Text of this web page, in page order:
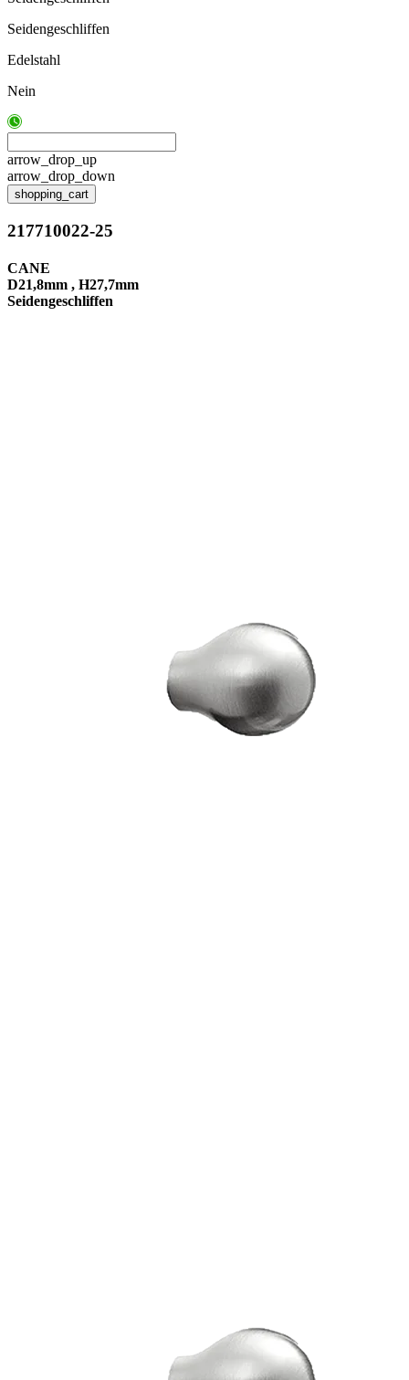
Seidengeschliffen
Edelstahl
Nein
arrow_drop_up
arrow_drop_down
shopping_cart
217710022-25
CANE
D21,8mm , H27,7mm
Seidengeschliffen